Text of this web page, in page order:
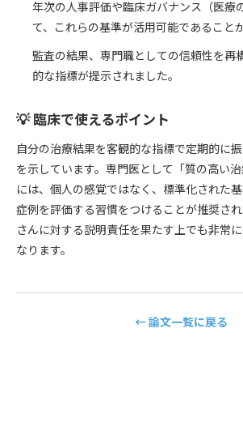
年次の人事評価や臨床ガバナンス（医療
て、これらの基準が活用可能であること
監査の結果、専門職としての信頼性を再
的な指標が提示されました。
💡 臨床で使えるポイント
自分の治療結果を客観的な指標で定期的に
を示しています。専門医として「質の高い
には、個人の感覚ではなく、標準化された
症例を評価する習慣をつけることが推奨さ
さんに対する説明責任を果たす上でも非常
なります。
← 論文一覧に戻る